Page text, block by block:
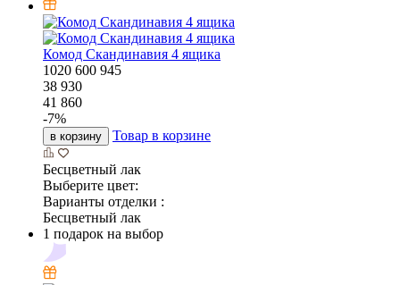
Комод Скандинавия 4 ящика
1020 600 945
38 930
41 860
-7%
в корзину Товар в корзине
Бесцветный лак
Выберите цвет:
Варианты отделки :
Бесцветный лак
1 подарок на выбор